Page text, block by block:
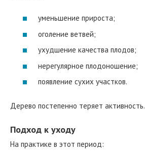
уменьшение прироста;
оголение ветвей;
ухудшение качества плодов;
нерегулярное плодоношение;
появление сухих участков.
Дерево постепенно теряет активность.
Подход к уходу
На практике в этот период: